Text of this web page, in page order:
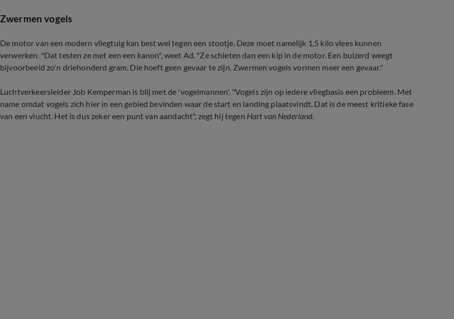
Zwermen vogels
De motor van een modern vliegtuig kan best wel tegen een stootje. Deze moet namelijk 1,5 kilo vlees kunnen
verwerken. "Dat testen ze met een een kanon", weet Ad. "Ze schieten dan een kip in de motor. Een buizerd weegt
bijvoorbeeld zo'n driehonderd gram. Die hoeft geen gevaar te zijn. Zwermen vogels vormen meer een gevaar."
Luchtverkeersleider Job Kemperman is blij met de 'vogelmannen'. "Vogels zijn op iedere vliegbasis een probleem. Met
name omdat vogels zich hier in een gebied bevinden waar de start en landing plaatsvindt. Dat is de meest kritieke fase
van een vlucht. Het is dus zeker een punt van aandacht", zegt hij tegen Hart van Nederland.